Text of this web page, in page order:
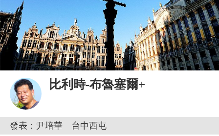
比利時-布魯塞爾+
發表：尹培華 台中西屯